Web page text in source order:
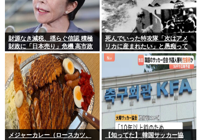
財源なき減税、揺らぐ信認 積極
財政に「日本売り」危機 高市政
権「悲願」に固執〔深層探訪〕
死んでいった特攻隊「次はアメ
リカに産まれたい」と愚痴って
いた
メジャーカレー（ロースカツ、
【知ってた】 韓国サッカー協